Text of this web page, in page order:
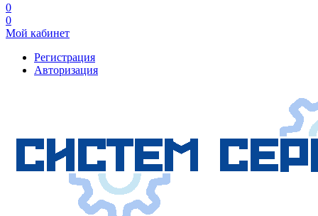
0
0
Мой кабинет
Регистрация
Авторизация